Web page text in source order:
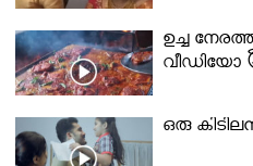
ഉച്ച
വീഡിയോ
ഒരു